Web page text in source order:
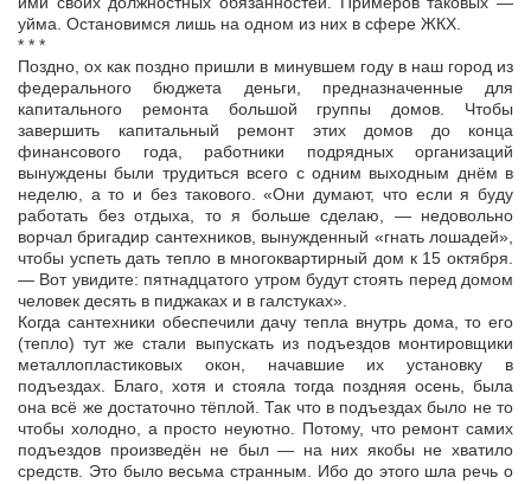
уйма. Остановимся лишь на одном из них в сфере ЖКХ.
* * *
Поздно, ох как поздно пришли в минувшем году в наш город из
федерального бюджета деньги, предназначенные для
капитального ремонта большой группы домов. Чтобы
завершить капитальный ремонт этих домов до конца
финансового года, работники подрядных организаций
вынуждены были трудиться всего с одним выходным днём в
неделю, а то и без такового. «Они думают, что если я буду
работать без отдыха, то я больше сделаю, — недовольно
ворчал бригадир сантехников, вынужденный «гнать лошадей»,
чтобы успеть дать тепло в многоквартирный дом к 15 октября.
— Вот увидите: пятнадцатого утром будут стоять перед домом
человек десять в пиджаках и в галстуках».
Когда сантехники обеспечили дачу тепла внутрь дома, то его
(тепло) тут же стали выпускать из подъездов монтировщики
металлопластиковых окон, начавшие их установку в
подъездах. Благо, хотя и стояла тогда поздняя осень, была
она всё же достаточно тёплой. Так что в подъездах было не то
чтобы холодно, а просто неуютно. Потому, что ремонт самих
подъездов произведён не был — на них якобы не хватило
средств. Это было весьма странным. Ибо до этого шла речь о